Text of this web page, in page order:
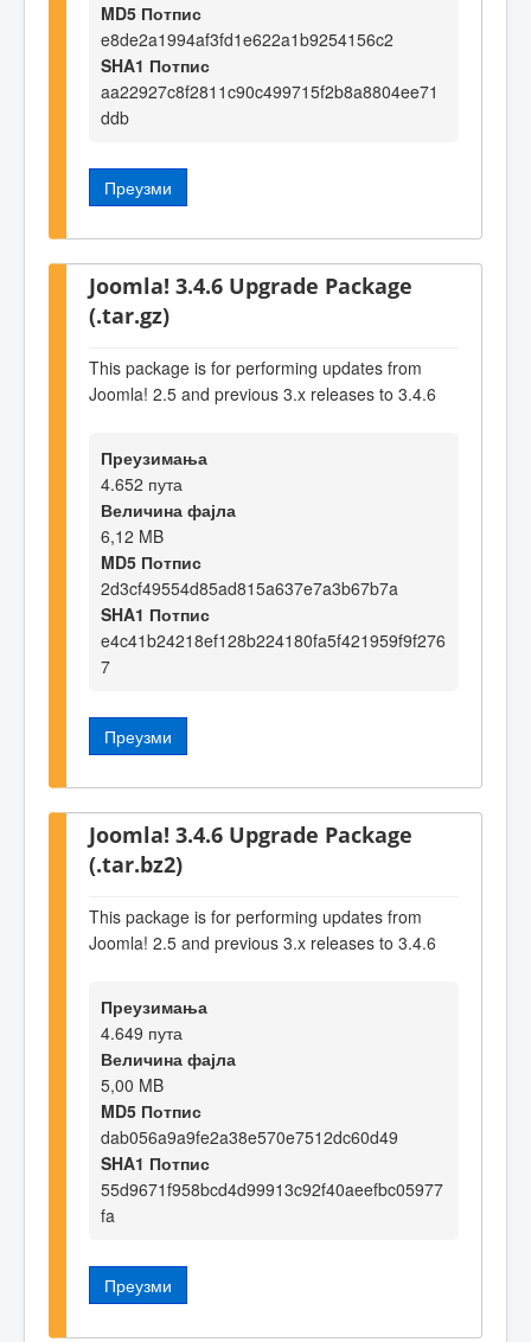
MD5 Потпис
e8de2a1994af3fd1e622a1b9254156c2
SHA1 Потпис
aa22927c8f2811c90c499715f2b8a8804ee71
ddb
Преузми
Joomla! 3.4.6 Upgrade Package
(.tar.gz)
This package is for performing updates from
Joomla! 2.5 and previous 3.x releases to 3.4.6
Преузимања
4.652 пута
Величина фајла
6,12 MB
MD5 Потпис
2d3cf49554d85ad815a637e7a3b67b7a
SHA1 Потпис
e4c41b24218ef128b224180fa5f421959f9f276
7
Преузми
Joomla! 3.4.6 Upgrade Package
(.tar.bz2)
This package is for performing updates from
Joomla! 2.5 and previous 3.x releases to 3.4.6
Преузимања
4.649 пута
Величина фајла
5,00 MB
MD5 Потпис
dab056a9a9fe2a38e570e7512dc60d49
SHA1 Потпис
55d9671f958bcd4d99913c92f40aeefbc05977
fa
Преузми